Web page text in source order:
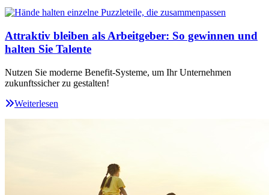
Attraktiv bleiben als Arbeitgeber: So gewinnen und
halten Sie Talente
Nutzen Sie moderne Benefit-Systeme, um Ihr Unternehmen
zukunftssicher zu gestalten!
Weiterlesen